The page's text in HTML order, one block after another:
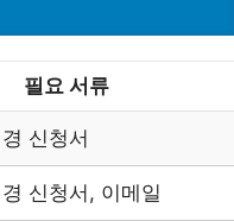
필요 서류
신청서
신청서, 이메일